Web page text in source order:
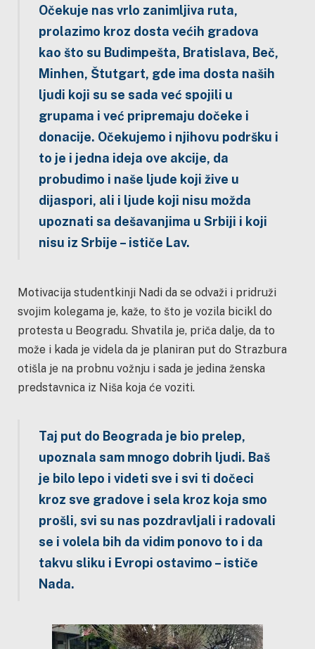
Očekuje nas vrlo zanimljiva ruta,
prolazimo kroz dosta većih gradova
kao što su Budimpešta, Bratislava, Beč,
Minhen, Štutgart, gde ima dosta naših
ljudi koji su se sada već spojili u
grupama i već pripremaju dočeke i
donacije. Očekujemo i njihovu podršku i
to je i jedna ideja ove akcije, da
probudimo i naše ljude koji žive u
dijaspori, ali i ljude koji nisu možda
upoznati sa dešavanjima u Srbiji i koji
nisu iz Srbije – ističe Lav.
Motivacija studentkinji Nadi da se odvaži i pridruži
svojim kolegama je, kaže, to što je vozila bicikl do
protesta u Beogradu. Shvatila je, priča dalje, da to
može i kada je videla da je planiran put do Strazbura
otišla je na probnu vožnju i sada je jedina ženska
predstavnica iz Niša koja će voziti.
Taj put do Beograda je bio prelep,
upoznala sam mnogo dobrih ljudi. Baš
je bilo lepo i videti sve i svi ti dočeci
kroz sve gradove i sela kroz koja smo
prošli, svi su nas pozdravljali i radovali
se i volela bih da vidim ponovo to i da
takvu sliku i Evropi ostavimo – ističe
Nada.